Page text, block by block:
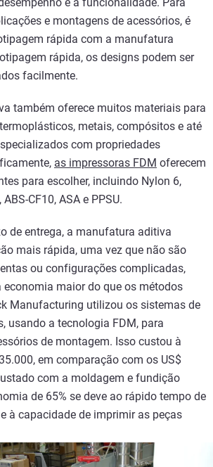
e a funcionalidade. Para
e montagens de acessórios, é
rápida com a manufatura
rápida, os designs podem ser
facilmente.
também oferece muitos materiais para
metais, compósitos e até
com propriedades
as impressoras FDM oferecem
para escolher, incluindo Nylon 6,
CF10, ASA e PPSU.
de entrega, a manufatura aditiva
mais rápida, uma vez que não são
ou configurações complicadas,
economia maior do que os métodos
Manufacturing utilizou os sistemas de
usando a tecnologia FDM, para
de montagem. Isso custou à
em comparação com os US$
com a moldagem e fundição
de 65% se deve ao rápido tempo de
à capacidade de imprimir as peças